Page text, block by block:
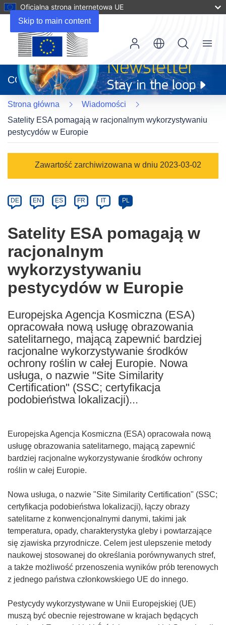
Skip to main content
Oficjalna strona internetowa UE
otworzy
się
w
nowym
oknie)
CORDIS
Menu
Strona główna
Wiadomości
Satelity ESA pomagają w racjonalnym wykorzystywaniu
pestycydów w Europie
Category
Zawartość zarchiwizowana w dniu 2023-03-02
Article
available
the
following
languages:
DE EN ES FR IT PL
Satelity ESA pomagają w
racjonalnym
wykorzystywaniu
pestycydów w Europie
Europejska Agencja Kosmiczna (ESA)
opracowała nową usługę obrazowania
satelitarnego, mającą zapewnić bardziej
racjonalne wykorzystywanie środków
ochrony roślin w całej Europie. Nowa
usługa, o nazwie "Site Similarity
Certification" (SSC; certyfikacja
podobieństwa lokalizacji)...
Europejska Agencja Kosmiczna (ESA) opracowała nową
usługę obrazowania satelitarnego, mającą zapewnić
bardziej racjonalne wykorzystywanie środków ochrony
roślin w całej Europie.
Nowa usługa, o nazwie "Site Similarity Certification" (SSC;
certyfikacja podobieństwa lokalizacji), łączy obrazy
satelitarne z konwencjonalnymi danymi, takimi jak
temperatura, opady, charakterystyka gleby i powtarzające
się zjawiska przyrodnicze. Celem jest ulepszenie metody
naukowej stosowanej do określania porównywanych stref,
a także możliwość przenoszenia wyników prób terenowych
z jednego państwa członkowskiego UE do innego.
Pestycydy wykorzystywane w Unii Europejskiej (UE)
muszą być obecnie rejestrowane w krajach będących